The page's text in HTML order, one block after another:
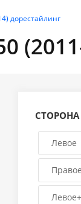
дорестайлинг
Левое
Правое